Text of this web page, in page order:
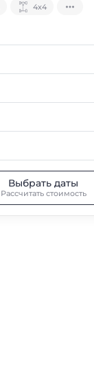
4х4
Выбрать даты
Рассчитать стоимость